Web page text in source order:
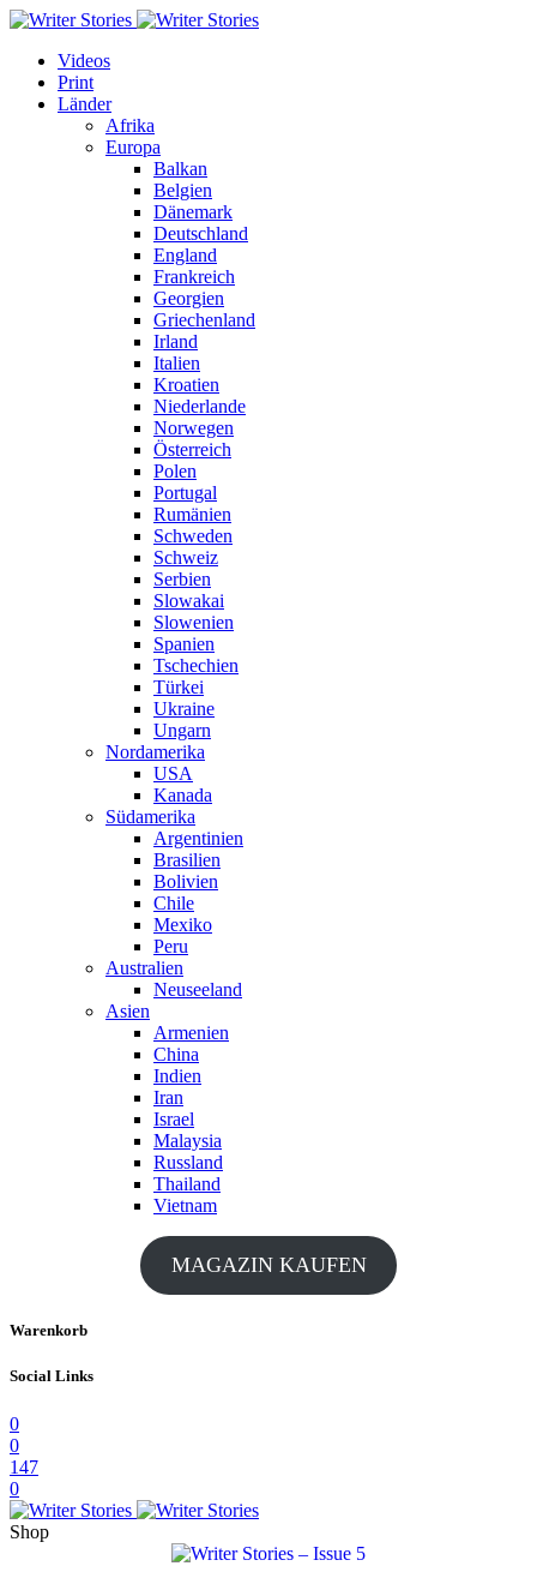
Videos
Print
Länder
Afrika
Europa
Balkan
Belgien
Dänemark
Deutschland
England
Frankreich
Georgien
Griechenland
Irland
Italien
Kroatien
Niederlande
Norwegen
Österreich
Polen
Portugal
Rumänien
Schweden
Schweiz
Serbien
Slowakai
Slowenien
Spanien
Tschechien
Türkei
Ukraine
Ungarn
Nordamerika
USA
Kanada
Südamerika
Argentinien
Brasilien
Bolivien
Chile
Mexiko
Peru
Australien
Neuseeland
Asien
Armenien
China
Indien
Iran
Israel
Malaysia
Russland
Thailand
Vietnam
MAGAZIN KAUFEN
Warenkorb
Social Links
0
0
147
0
Shop